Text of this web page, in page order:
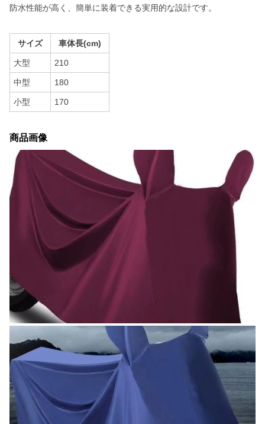
防水性能が高く、簡単に装着できる実用的な設計です。
サイズ 車体長(cm)
大型 210
中型 180
小型 170
商品画像